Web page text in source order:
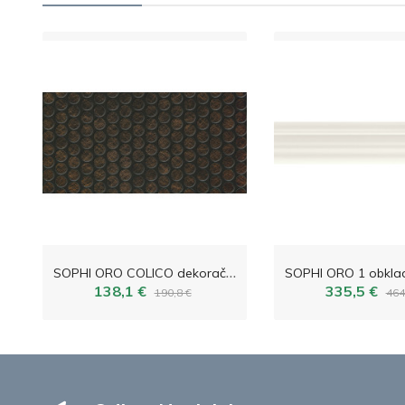
S
OPHI ORO COLICO dekoračný obklad 59,8x29,8
138,1 € 190,8 € 335,5 €